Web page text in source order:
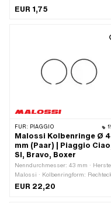
EUR 1,75
FÜR: PIAGGIO
Malossi Kolbenringe Ø
mm (Paar) | Piaggio
SI, Bravo, Boxer
Nenndurchmesser: 43 mm ·
Malossi · Kolbenringform:
Ring · Kolbenringstoss:
EUR 22,20